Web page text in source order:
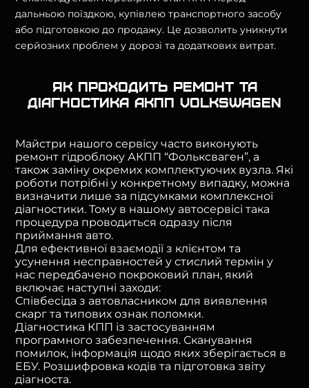
дальньою поїздкою, купівлею транспортного засобу
або підготовкою до продажу. Це дозволить уникнути
серйозних проблем у дорозі та додаткових витрат.
Як проходить ремонт та
діагностика АКПП Volkswagen
Майстри нашого сервісу часто виконують
ремонт гідроблоку АКПП “Фольксваген”, а
також заміну окремих комплектуючих вузла. Які
роботи потрібні у конкретному випадку, можна
визначити лише за підсумками комплексної
діагностики. Тому в нашому автосервісі така
процедура проводиться одразу після
приймання авто.
Для ефективної взаємодії з клієнтом та
усунення несправностей у стислий термін у
нас передбачено покроковий план, який
включає наступні заходи:
Співбесіда з автовласником для виявлення
скарг та типових ознак поломки.
Діагностика КПП із застосуванням
програмного забезпечення. Сканування
помилок, інформація щодо яких зберігається в
ЕБУ. Розшифровка кодів та підготовка звіту
діагноста.